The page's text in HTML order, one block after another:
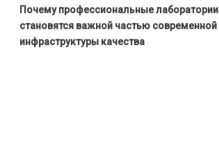
Почему профессиональные лаборатории
становятся важной частью современной
инфраструктуры качества